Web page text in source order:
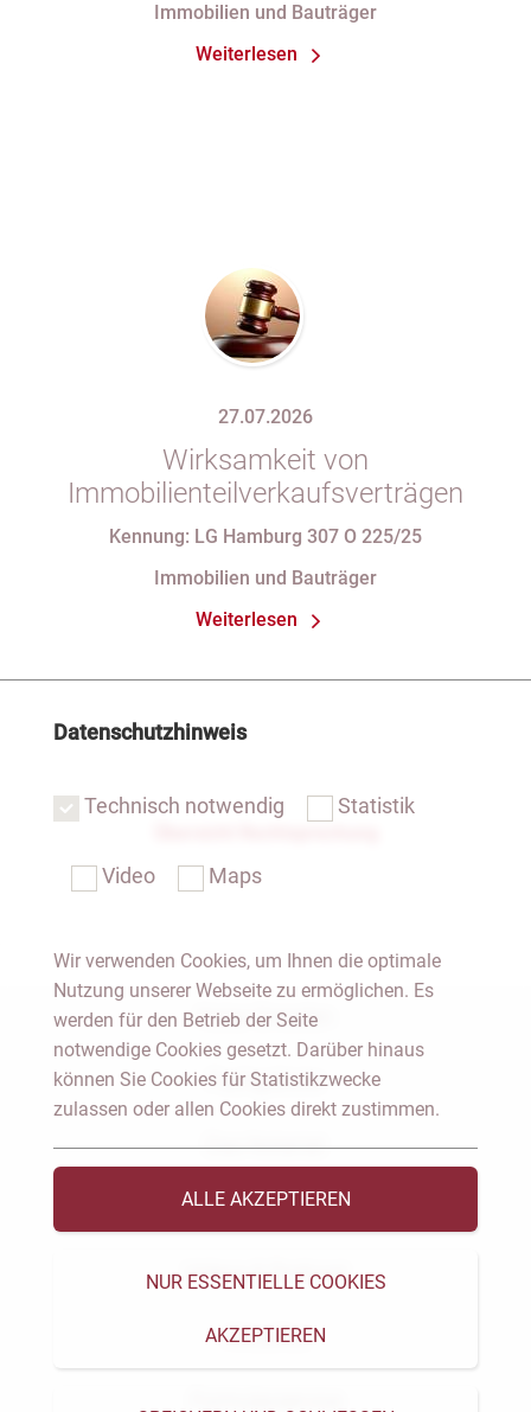
Abnahmeprotokoll festgehaltener
Mängel am Sondereigentum
Immobilien und Bauträger
Weiterlesen
27.07.2026
Wirksamkeit von
Immobilienteilverkaufsverträgen
Kennung: LG Hamburg 307 O 225/25
Immobilien und Bauträger
Weiterlesen
Notar Dresden
Fachgebiete
Das Notariat
Vorträge & Veröffentlichungen
Videos & Podcast
Aktuelles
Datenschutzhinweis
Technisch notwendig Statistik
Video Maps
Wir verwenden Cookies, um Ihnen die optimale
Nutzung unserer Webseite zu ermöglichen. Es
werden für den Betrieb der Seite
notwendige Cookies gesetzt. Darüber hinaus
können Sie Cookies für Statistikzwecke
zulassen oder allen Cookies direkt zustimmen.
ALLE AKZEPTIEREN
NUR ESSENTIELLE COOKIES
AKZEPTIEREN